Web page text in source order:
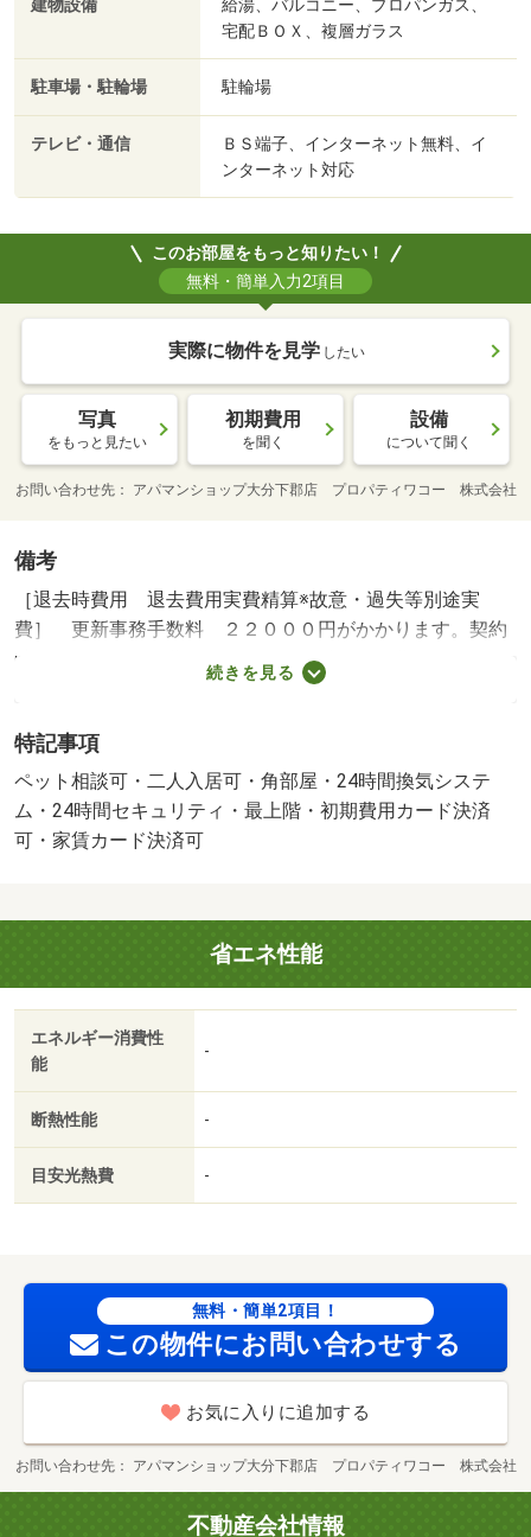
建物設備
給湯、バルコニー、プロパンガス、
宅配ＢＯＸ、複層ガラス
駐車場・駐輪場 駐輪場
テレビ・通信
ＢＳ端子、インターネット無料、イ
ンターネット対応
このお部屋をもっと知りたい！
無料・簡単入力2項目
実際に物件を見学 したい
写真
をもっと見たい
初期費用
を聞く
設備
について聞く
お問い合わせ先 アパマンショップ大分下郡店 プロパティワコー 株式会社
備考
［退去時費用 退去費用実費精算※故意・過失等別途実
費］ 更新事務手数料 ２２０００円がかかります。契約
時にクリーニング費８００００円、鍵セット費３３００円
（税込）が必要となります。駐車場貸主インボイス登録あ
時保証委託料：２．２万／月額保証委託料：賃料総額の
２．２％又は５．５％ ※ペット可は２．５万／２．
５％）・維持費等：２４時間サポート（課税対象）３３０
円／月・ｒｕｕｍサポート（課税対象）１，９８０円／
須賀停歩４分・インターネットが無料で使用できます！対
面キッチンでテレビを見ながら、お料理できます☆ウォー
クインクローゼット完備！お荷物が多い方にオススメ☆Ｔ
Ｖインターフォン完備で、防犯面◎・バイク置場：なし・
駐輪場：有/クリーニング費 80000円/鍵セット費（課税対
象） 3300円
続きを見る
特記事項
ペット相談可・二人入居可・角部屋・24時間換気システ
ム・24時間セキュリティ・最上階・初期費用カード決済
可・家賃カード決済可
省エネ性能
エネルギー消費性
能
-
断熱性能 -
目安光熱費 -
無料・簡単2項目！
この物件にお問い合わせする
お気に入りに追加する
お問い合わせ先 アパマンショップ大分下郡店 プロパティワコー 株式会社
不動産会社情報